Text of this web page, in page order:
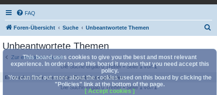
FAQ
Foren-Übersicht Suche Unbeantwortete Themen
c
Unbeantwortete Themen
Zur erweiterten Suche
Die Suche ergab 0 Treffer • Seite 1von1
Es wurden keine passenden Ergebnisse gefunden.
Die Suche ergab 0 Treffer • Seite 1von1
This board uses cookies to give you the best and most relevant
experience. In order to use this board it means that you need accept this
policy.
You can find out more about the cookies used on this board by clicking the
"Policies" link at the bottom of the page.
[ Accept cookies ]